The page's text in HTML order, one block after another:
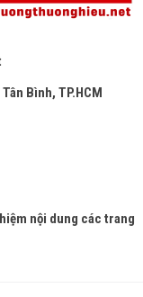
Bình, TP.HCM
nội dung các trang